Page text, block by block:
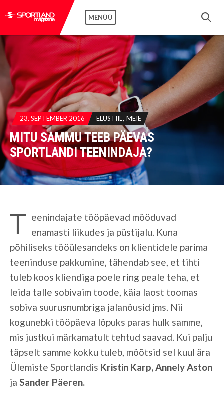
MENÜÜ
23. SEPTEMBER 2016 ELUSTIIL MEIE
MITU SAMMU TEEB PÄEVAS
SPORTLANDI TEENINDAJA?
T eenindajate tööpäevad mööduvad
enamasti liikudes ja püstijalu. Kuna
põhiliseks tööülesandeks on klientidele parima
teeninduse pakkumine, tähendab see, et tihti
tuleb koos kliendiga poele ring peale teha, et
leida talle sobivaim toode, käia laost toomas
sobiva suurusnumbriga jalanõusid jms. Nii
kogunebki tööpäeva lõpuks paras hulk samme,
mis justkui märkamatult tehtud saavad. Kui palju
täpselt samme kokku tuleb, mõõtsid sel kuul ära
Ülemiste Sportlandis Kristin Karp, Annely Aston
ja Sander Päeren.